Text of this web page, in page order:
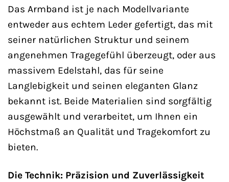
Das Armband ist je nach Modellvariante
entweder aus echtem Leder gefertigt, das mit
seiner natürlichen Struktur und seinem
angenehmen Tragegefühl überzeugt, oder aus
massivem Edelstahl, das für seine
Langlebigkeit und seinen eleganten Glanz
bekannt ist. Beide Materialien sind sorgfältig
ausgewählt und verarbeitet, um Ihnen ein
Höchstmaß an Qualität und Tragekomfort zu
bieten.
Die Technik: Präzision und Zuverlässigkeit